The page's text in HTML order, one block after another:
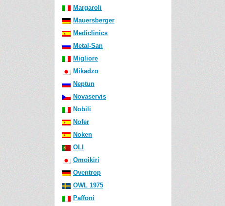
Margaroli
Mauersberger
Mediclinics
Metal-San
Migliore
Mikadzo
Neptun
Novaservis
Nobili
Nofer
Noken
OLI
Omoikiri
Oventrop
OWL 1975
Paffoni